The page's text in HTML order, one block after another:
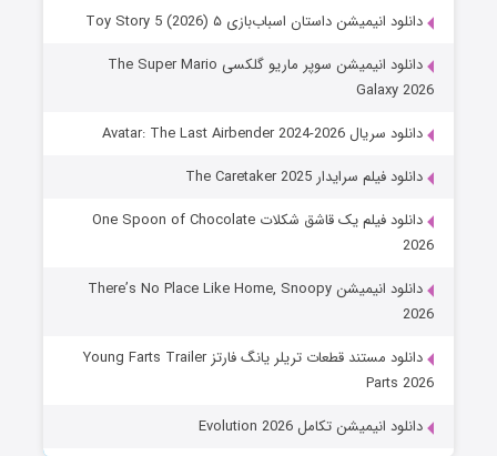
دانلود انیمیشن داستان اسباب‌بازی ۵ Toy Story 5 (2026)
دانلود انیمیشن سوپر ماریو گلکسی The Super Mario
Galaxy 2026
دانلود سریال Avatar: The Last Airbender 2024-2026
دانلود فیلم سرایدار The Caretaker 2025
دانلود فیلم یک قاشق شکلات One Spoon of Chocolate
2026
دانلود انیمیشن There’s No Place Like Home, Snoopy
2026
دانلود مستند قطعات تریلر یانگ فارتز Young Farts Trailer
Parts 2026
دانلود انیمیشن تکامل Evolution 2026